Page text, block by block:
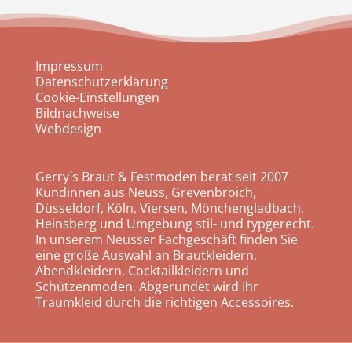
Impressum
Datenschutzerklärung
Cookie-Einstellungen
Bildnachweise
Webdesign
Gerry´s Braut & Festmoden berät seit 2007
Kundinnen aus Neuss, Grevenbroich,
Düsseldorf, Köln, Viersen, Mönchengladbach,
Heinsberg und Umgebung stil- und typgerecht.
In unserem Neusser Fachgeschäft finden Sie
eine große Auswahl an Brautkleidern,
Abendkleidern, Cocktailkleidern und
Schützenmoden. Abgerundet wird Ihr
Traumkleid durch die richtigen Accessoires.